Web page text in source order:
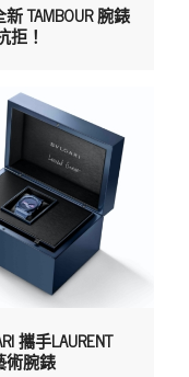
TAMBOUR 腕錶
拒！
攜手LAURENT
術腕錶